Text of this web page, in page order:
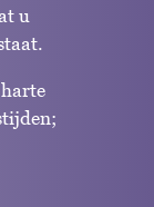
u